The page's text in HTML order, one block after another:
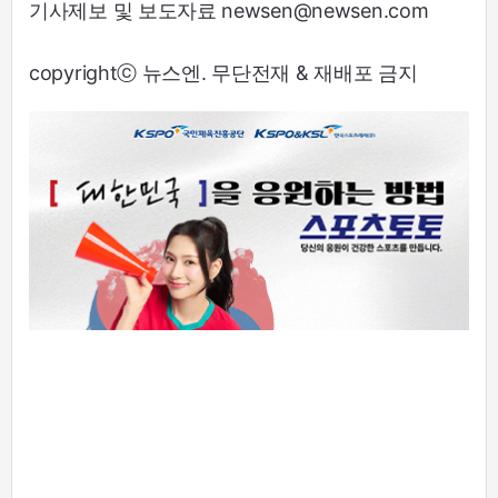
기사제보 및 보도자료 newsen@newsen.com
copyrightⓒ 뉴스엔. 무단전재 & 재배포 금지